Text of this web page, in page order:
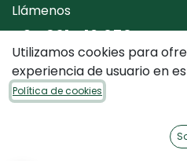
Llámenos
+34 961 412 050
Envíenos un mensaje
Utilizamos cookies para
experiencia de usuario en
Política de cookies